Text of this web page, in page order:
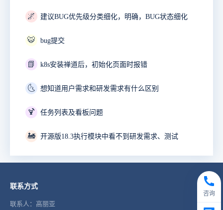
🌌 建议BUG优先级分类细化，明确，BUG状态细化
🐯 bug提交
📗 k8s安装禅道后，初始化页面时报错
🌜 想知道用户需求和研发需求有什么区别
🍹 任务列表及看板问题
🚂 开源版18.3执行模块中看不到研发需求、测试
联系方式
联系人：高丽亚
咨询